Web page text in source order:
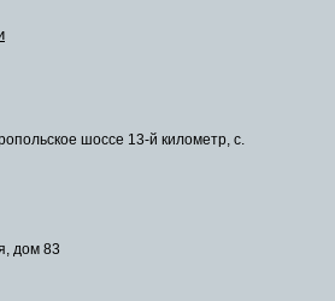
шоссе 13-й километр, с.
дом 83